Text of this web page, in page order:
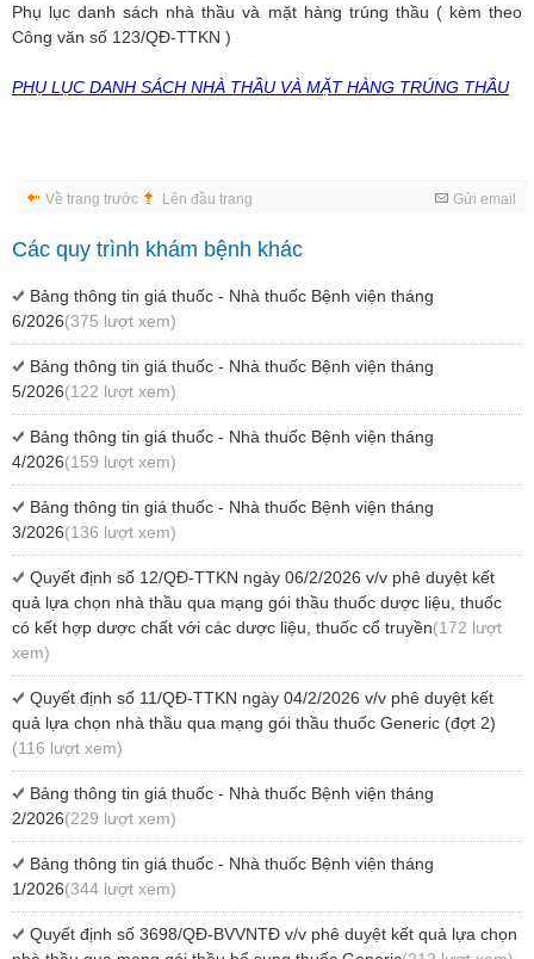
Phụ lục danh sách nhà thầu và mặt hàng trúng thầu ( kèm theo
Công văn số 123/QĐ-TTKN )
PHỤ LỤC DANH SÁCH NHÀ THẦU VÀ MẶT HÀNG TRÚNG THẦU
Về trang trước Lên đầu trang Gửi email
Các quy trình khám bệnh khác
Bảng thông tin giá thuốc - Nhà thuốc Bệnh viện tháng
6/2026(375 lượt xem)
Bảng thông tin giá thuốc - Nhà thuốc Bệnh viện tháng
5/2026(122 lượt xem)
Bảng thông tin giá thuốc - Nhà thuốc Bệnh viện tháng
4/2026(159 lượt xem)
Bảng thông tin giá thuốc - Nhà thuốc Bệnh viện tháng
3/2026(136 lượt xem)
Quyết định số 12/QĐ-TTKN ngày 06/2/2026 v/v phê duyệt kết
quả lựa chọn nhà thầu qua mạng gói thầu thuốc dược liệu, thuốc
có kết hợp dược chất với các dược liệu, thuốc cổ truyền(172 lượt
xem)
Quyết định số 11/QĐ-TTKN ngày 04/2/2026 v/v phê duyệt kết
quả lựa chọn nhà thầu qua mạng gói thầu thuốc Generic (đợt 2)
(116 lượt xem)
Bảng thông tin giá thuốc - Nhà thuốc Bệnh viện tháng
2/2026(229 lượt xem)
Bảng thông tin giá thuốc - Nhà thuốc Bệnh viện tháng
1/2026(344 lượt xem)
Quyết định số 3698/QĐ-BVVNTĐ v/v phê duyệt kết quả lựa chọn